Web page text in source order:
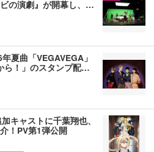
の演劇』が開幕し、…
夏曲「VEGAVEGA」
！」のスタンプ配…
キャストに千葉翔也、
！PV第1弾公開